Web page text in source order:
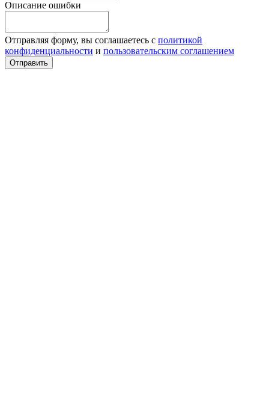
Описание ошибки
Отправляя форму, вы соглашаетесь с политикой
конфиденциальности и пользовательским соглашением